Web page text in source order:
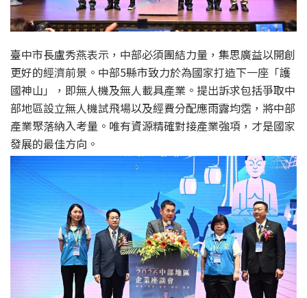
臺中市長盧秀燕表示，中部必須團結力量，集思廣益以開創
更好的經濟前景。中部5縣市致力於為國家打造下一座「護
國神山」，即無人機及無人載具產業。提出訴求包括爭取中
部地區設立無人機試飛場以及經費分配應雨露均霑，將中部
產業聚落納入考量。唯有資源精確對接產業強項，才是國家
發展的最佳方向。